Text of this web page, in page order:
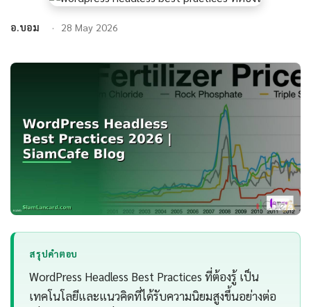
อ.บอม 28 May 2026
สรุปคำตอบ
WordPress Headless Best Practices ที่ต้องรู้ เป็น
เทคโนโลยีและแนวคิดที่ได้รับความนิยมสูงขึ้นอย่างต่อ